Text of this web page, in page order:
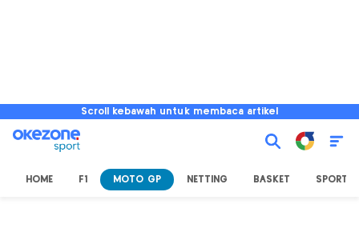
Scroll kebawah untuk membaca artikel
HOME F1 MOTO GP NETTING BASKET SPORT